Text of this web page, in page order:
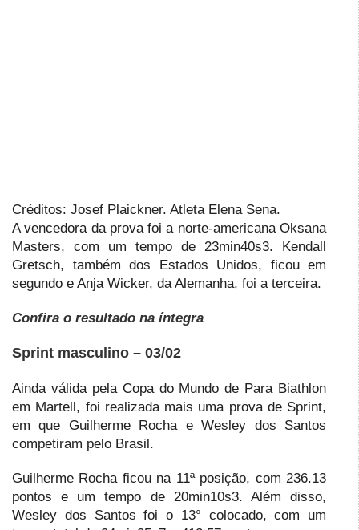
Créditos: Josef Plaickner. Atleta Elena Sena.
A vencedora da prova foi a norte-americana Oksana
Masters, com um tempo de 23min40s3. Kendall
Gretsch, também dos Estados Unidos, ficou em
segundo e Anja Wicker, da Alemanha, foi a terceira.
Confira o resultado na íntegra
Sprint masculino – 03/02
Ainda válida pela Copa do Mundo de Para Biathlon
em Martell, foi realizada mais uma prova de Sprint,
em que Guilherme Rocha e Wesley dos Santos
competiram pelo Brasil.
Guilherme Rocha ficou na 11ª posição, com 236.13
pontos e um tempo de 20min10s3. Além disso,
Wesley dos Santos foi o 13° colocado, com um